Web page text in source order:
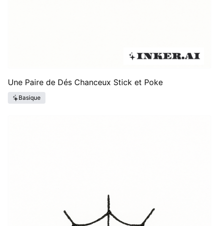
Une Paire de Dés Chanceux Stick et Poke
Basique